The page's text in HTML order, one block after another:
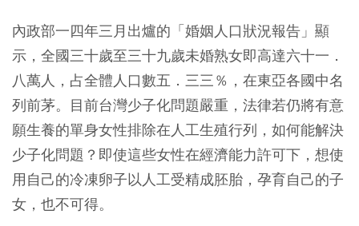
內政部一四年三月出爐的「婚姻人口狀況報告」顯
示，全國三十歲至三十九歲未婚熟女即高達六十一．
八萬人，占全體人口數五．三三％，在東亞各國中名
列前茅。目前台灣少子化問題嚴重，法律若仍將有意
願生養的單身女性排除在人工生殖行列，如何能解決
少子化問題？即使這些女性在經濟能力許可下，想使
用自己的冷凍卵子以人工受精成胚胎，孕育自己的子
女，也不可得。